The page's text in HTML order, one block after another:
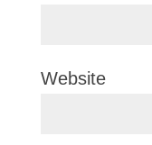
Website